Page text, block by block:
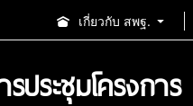
เกี่ยวกับ สพฐ.
ประชุมโครงก